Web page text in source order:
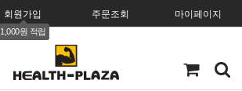
회원가입
1,000원 적립
주문조회 마이페이지